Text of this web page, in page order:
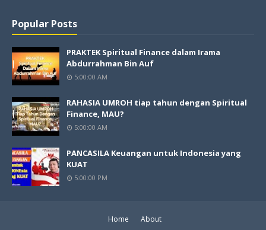
Popular Posts
PRAKTEK Spiritual Finance dalam Irama
Abdurrahman Bin Auf
5:00:00 AM
RAHASIA UMROH tiap tahun dengan Spiritual
Finance, MAU?
5:00:00 AM
PANCASILA Keuangan untuk Indonesia yang
KUAT
5:00:00 PM
Home About